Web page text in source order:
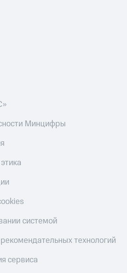
Минцифры
системой
технологий
сервиса